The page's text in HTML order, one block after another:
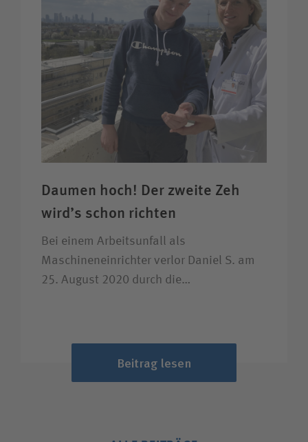
Daumen hoch! Der zweite Zeh
wird’s schon richten
Bei einem Arbeitsunfall als
Maschineneinrichter verlor Daniel S. am
25. August 2020 durch die…
Beitrag lesen